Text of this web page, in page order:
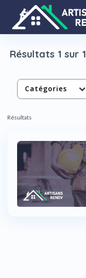
Résultats 1 sur 1
Catégories
Résultats